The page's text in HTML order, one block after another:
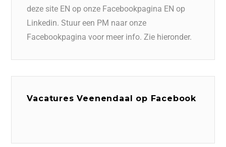
deze site EN op onze Facebookpagina EN op
Linkedin. Stuur een PM naar onze
Facebookpagina voor meer info. Zie hieronder.
Vacatures Veenendaal op Facebook